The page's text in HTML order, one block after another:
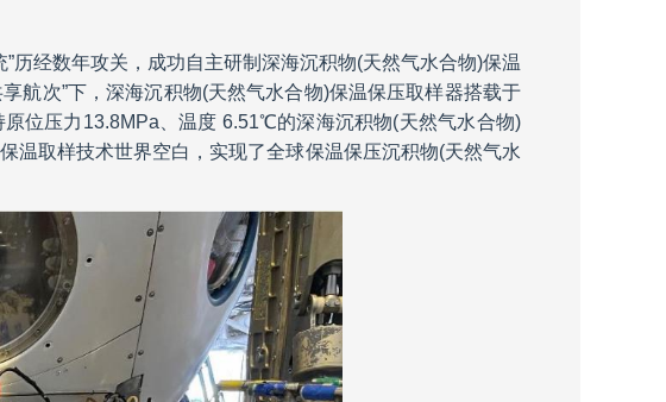
历经数年攻关，成功自主研制深海沉积物(天然气水合物)保温
航次”下，深海沉积物(天然气水合物)保温保压取样器搭载于
位压力13.8MPa、温度 6.51℃的深海沉积物(天然气水合物)
温取样技术世界空白，实现了全球保温保压沉积物(天然气水